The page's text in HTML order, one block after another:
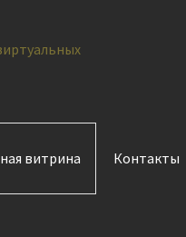
витрина Контакты